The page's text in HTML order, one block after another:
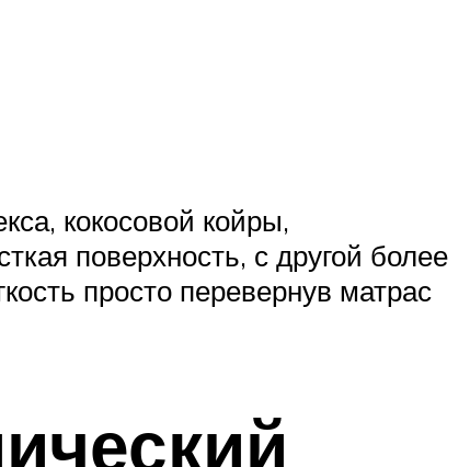
кокосовой койры,
поверхность, с другой более
просто перевернув матрас